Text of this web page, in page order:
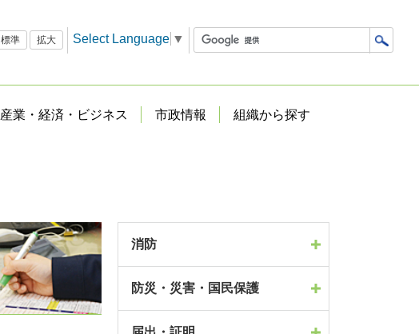
標準 拡大 Select Language ▼
産業・経済・ビジネス 市政情報 組織から探す
消防
防災・災害・国民保護